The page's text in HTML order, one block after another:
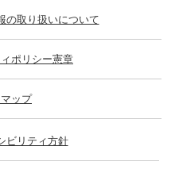
の取り扱いについて
ポリシー憲章
ップ
ビリティ方針